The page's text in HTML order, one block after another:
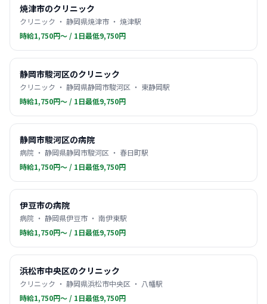
焼津市のクリニック
クリニック ・ 静岡県焼津市 ・ 焼津駅
時給1,750円〜 / 1日最低9,750円
静岡市駿河区のクリニック
クリニック ・ 静岡県静岡市駿河区 ・ 東静岡駅
時給1,750円〜 / 1日最低9,750円
静岡市駿河区の病院
病院 ・ 静岡県静岡市駿河区 ・ 春日町駅
時給1,750円〜 / 1日最低9,750円
伊豆市の病院
病院 ・ 静岡県伊豆市 ・ 南伊東駅
時給1,750円〜 / 1日最低9,750円
浜松市中央区のクリニック
クリニック ・ 静岡県浜松市中央区 ・ 八幡駅
時給1,750円〜 / 1日最低9,750円